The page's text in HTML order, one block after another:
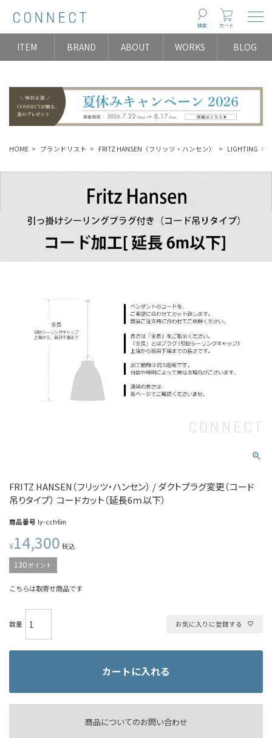
検索 カート
ITEM BRAND ABOUT WORKS BLOG
HOME ブランドリスト FRITZ HANSEN（フリッツ・ハンセン） LIGHTING
FRITZ HANSEN（フリッツ・ハンセン） / ダクトプラグ変更（コード
吊りタイプ） コードカット（延長6ｍ以下）
商品番号 ly-cch6m
¥14,300 税込
130ポイント
こちらは取寄せ商品です
お気に入りに登録する
カートに入れる
商品についてのお問い合わせ